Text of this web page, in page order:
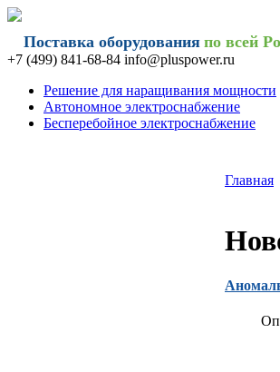
Поставка оборудования по всей
+7 (499) 841-68-84 info@pluspower.ru
Решение для наращивания мощности
Автономное электроснабжение
Бесперебойное электроснабжение
Главная